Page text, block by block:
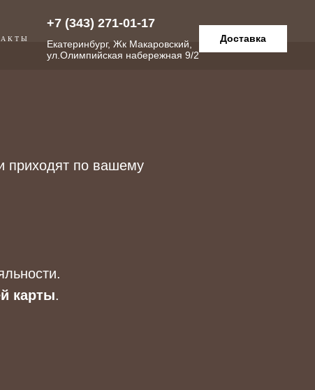
+7 (343) 271-01-17
Екатеринбург, Жк Макаровский,
ул.Олимпийская набережная 9/2
Доставка
приходят по вашему
карты.